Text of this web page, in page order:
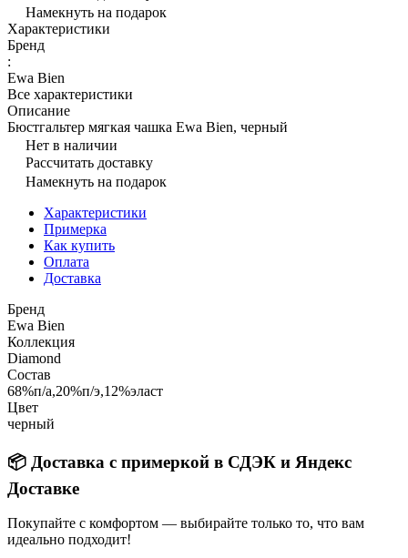
Намекнуть на подарок
Характеристики
Бренд
:
Ewa Bien
Все характеристики
Описание
Бюстгальтер мягкая чашка Ewa Bien, черный
Нет в наличии
Рассчитать доставку
Намекнуть на подарок
Характеристики
Примерка
Как купить
Оплата
Доставка
Бренд
Ewa Bien
Коллекция
Diamond
Состав
68%п/а,20%п/э,12%эласт
Цвет
черный
📦 Доставка с примеркой в СДЭК и Яндекс
Доставке
Покупайте с комфортом — выбирайте только то, что вам
идеально подходит!